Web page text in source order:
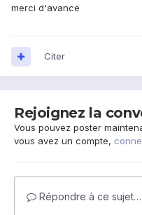
merci d'avance
Citer
Rejoignez la
Vous pouvez poster
vous avez un compte,
Répondre à ce sujet…